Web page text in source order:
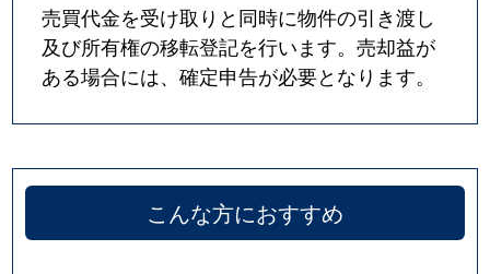
売買代金を受け取りと同時に物件の引き渡し
及び所有権の移転登記を行います。売却益が
ある場合には、確定申告が必要となります。
こんな方におすすめ